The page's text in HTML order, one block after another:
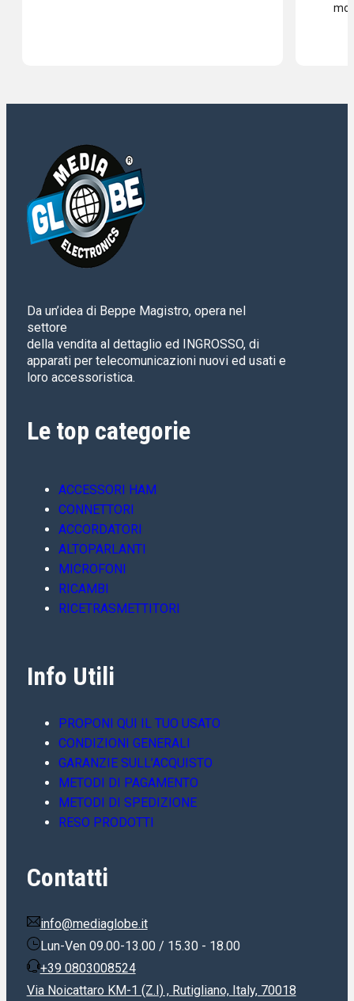
Da un’idea di Beppe Magistro, opera nel
settore
della vendita al dettaglio ed INGROSSO, di
apparati per telecomunicazioni nuovi ed usati e
loro accessoristica.
Le top categorie
ACCESSORI HAM
CONNETTORI
ACCORDATORI
ALTOPARLANTI
MICROFONI
RICAMBI
RICETRASMETTITORI
Info Utili
PROPONI QUI IL TUO USATO
CONDIZIONI GENERALI
GARANZIE SULL’ACQUISTO
METODI DI PAGAMENTO
METODI DI SPEDIZIONE
RESO PRODOTTI
Contatti
info@mediaglobe.it
Lun-Ven 09.00-13.00 / 15.30 - 18.00
+39 0803008524
Via Noicattaro KM-1 (Z.I) , Rutigliano, Italy, 70018